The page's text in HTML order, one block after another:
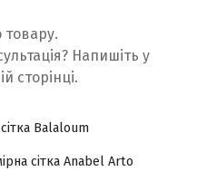
товару.
Напишіть у
сторінці.
Balaloum
сітка Anabel Arto